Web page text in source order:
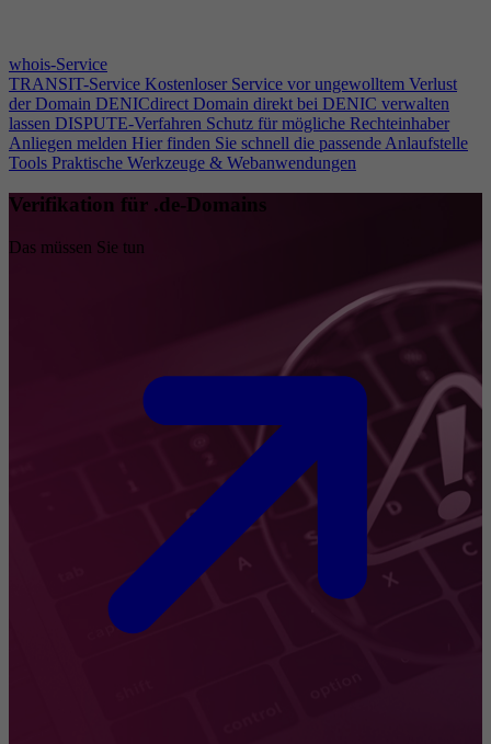
whois-Service
TRANSIT-Service Kostenloser Service vor ungewolltem Verlust
der Domain DENICdirect Domain direkt bei DENIC verwalten
lassen DISPUTE-Verfahren Schutz für mögliche Rechteinhaber
Anliegen melden Hier finden Sie schnell die passende Anlaufstelle
Tools Praktische Werkzeuge & Webanwendungen
Verifikation für .de-Domains
Das müssen Sie tun